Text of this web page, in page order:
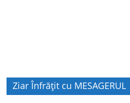
Ziar Înfrățit cu MESAGERUL